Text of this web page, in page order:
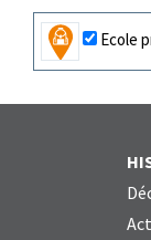
Ecole